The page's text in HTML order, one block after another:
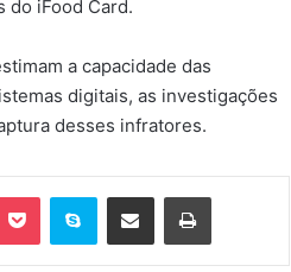
do iFood Card.
a capacidade das
digitais, as investigações
desses infratores.
Pocket Skype Compartilhar via e-mail Imprimir